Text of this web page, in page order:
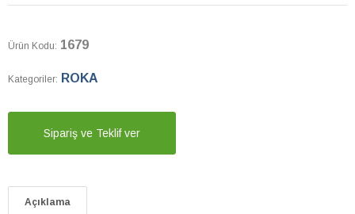
Ürün Kodu: 1679
Kategoriler: ROKA
Sipariş ve Teklif ver
Açıklama